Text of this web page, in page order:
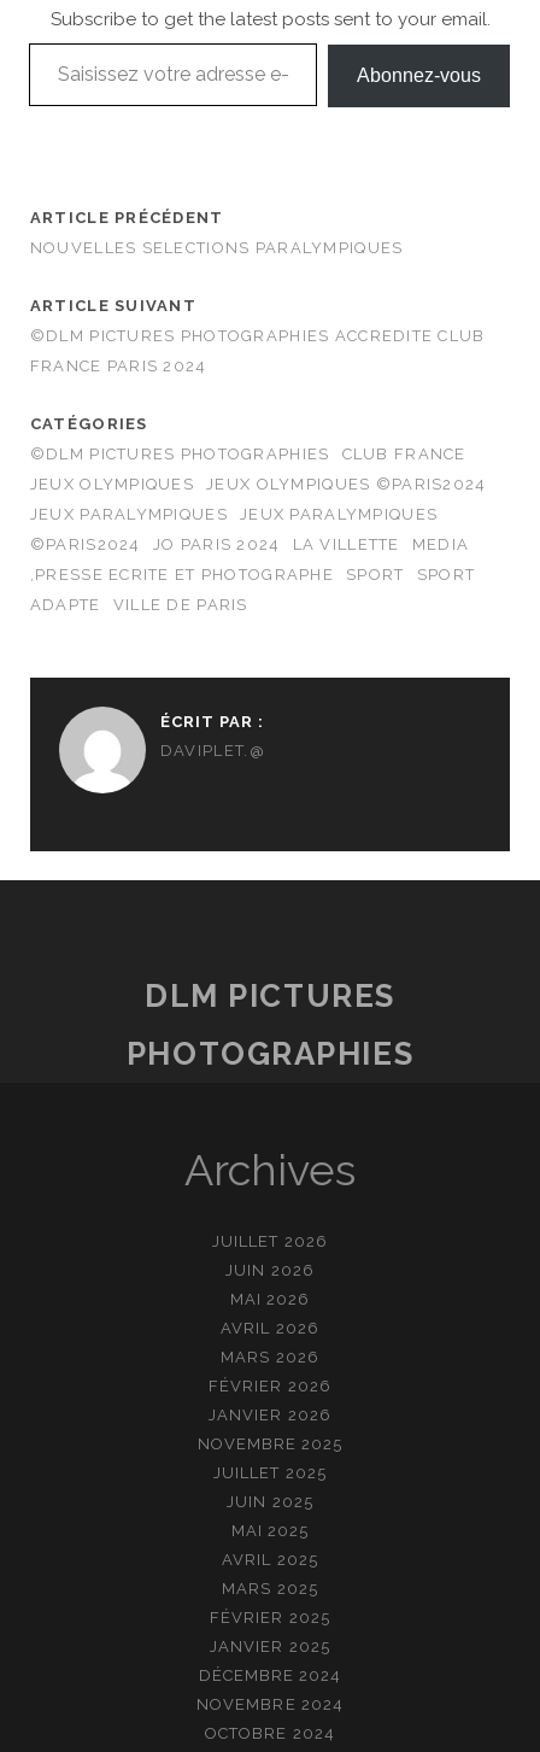
Subscribe to get the latest posts sent to your email.
Saisissez votre adresse e-mail…
Abonnez-vous
ARTICLE PRÉCÉDENT
NOUVELLES SELECTIONS PARALYMPIQUES
ARTICLE SUIVANT
©DLM PICTURES PHOTOGRAPHIES ACCREDITE CLUB
FRANCE PARIS 2024
CATÉGORIES
©DLM PICTURES PHOTOGRAPHIES
CLUB FRANCE
JEUX OLYMPIQUES
JEUX OLYMPIQUES ©PARIS2024
JEUX PARALYMPIQUES
JEUX PARALYMPIQUES
©PARIS2024
JO PARIS 2024 LA VILLETTE
MEDIA
,PRESSE ECRITE ET PHOTOGRAPHE
SPORT
SPORT
ADAPTE
VILLE DE PARIS
ÉCRIT PAR :
DAVIPLET.@
DLM PICTURES
PHOTOGRAPHIES
Archives
JUILLET 2026
JUIN 2026
MAI 2026
AVRIL 2026
MARS 2026
FÉVRIER 2026
JANVIER 2026
NOVEMBRE 2025
JUILLET 2025
JUIN 2025
MAI 2025
AVRIL 2025
MARS 2025
FÉVRIER 2025
JANVIER 2025
DÉCEMBRE 2024
NOVEMBRE 2024
OCTOBRE 2024